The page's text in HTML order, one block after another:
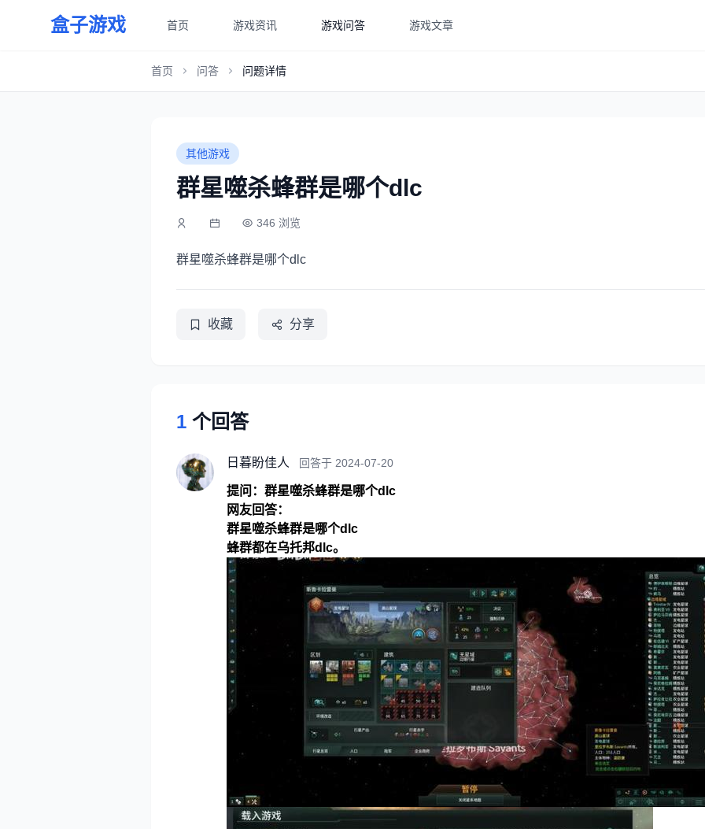
盒子游戏 首页 游戏资讯 游戏问答 游戏文章
首页 问答 问题详情
其他游戏
群星噬杀蜂群是哪个dlc
346 浏览
群星噬杀蜂群是哪个dlc
收藏 分享
1 个回答
日暮盼佳人 回答于 2024-07-20
提问：群星噬杀蜂群是哪个dlc
网友回答：
群星噬杀蜂群是哪个dlc
蜂群都在乌托邦dlc。